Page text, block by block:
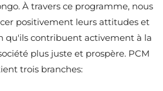
À travers ce programme, nous
positivement leurs attitudes et
qu'ils contribuent activement à la
plus juste et prospère. PCM
trois branches: